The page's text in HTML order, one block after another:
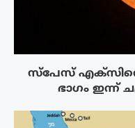
സ്‌പേസ്
ഭാഗം ഇന്ന്